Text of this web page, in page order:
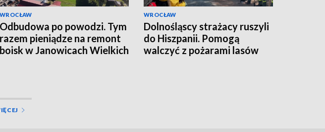
WROCŁAW
Odbudowa po powodzi. Tym
razem pieniądze na remont
boisk w Janowicach Wielkich
WROCŁAW
Dolnośląscy strażacy ruszyli
do Hiszpanii. Pomogą
walczyć z pożarami lasów